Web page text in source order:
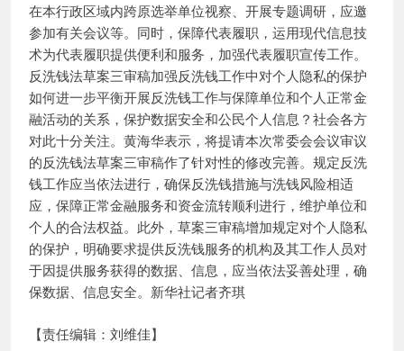
在本行政区域内跨原选举单位视察、开展专题调研，应邀
参加有关会议等。同时，保障代表履职，运用现代信息技
术为代表履职提供便利和服务，加强代表履职宣传工作。
反洗钱法草案三审稿加强反洗钱工作中对个人隐私的保护
如何进一步平衡开展反洗钱工作与保障单位和个人正常金
融活动的关系，保护数据安全和公民个人信息？社会各方
对此十分关注。黄海华表示，将提请本次常委会会议审议
的反洗钱法草案三审稿作了针对性的修改完善。规定反洗
钱工作应当依法进行，确保反洗钱措施与洗钱风险相适
应，保障正常金融服务和资金流转顺利进行，维护单位和
个人的合法权益。此外，草案三审稿增加规定对个人隐私
的保护，明确要求提供反洗钱服务的机构及其工作人员对
于因提供服务获得的数据、信息，应当依法妥善处理，确
保数据、信息安全。新华社记者齐琪
【责任编辑：刘维佳】